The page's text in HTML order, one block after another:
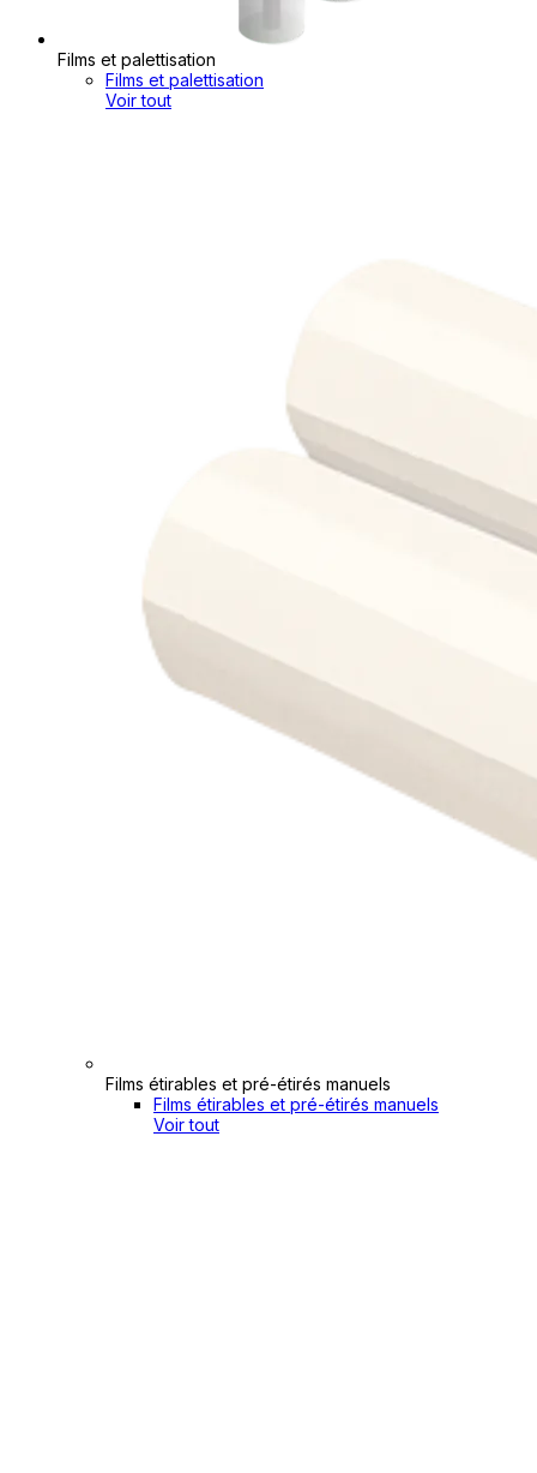
Films et palettisation
Films et palettisation
Voir tout
Films étirables et pré-étirés manuels
Films étirables et pré-étirés manuels
Voir tout